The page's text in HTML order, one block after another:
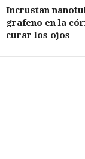
Incrustan
grafeno en la
curar los ojos